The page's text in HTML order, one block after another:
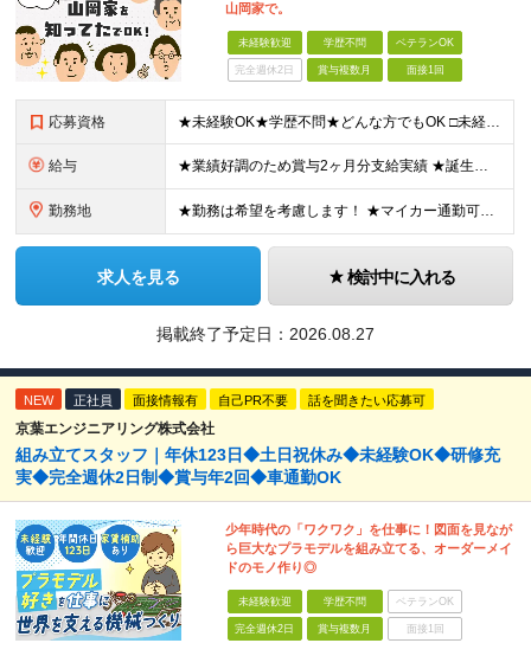
山岡家で。
未経験歓迎 学歴不問 ベテランOK
完全週休2日 賞与複数月 面接1回
応募資格 ★未経験OK★学歴不問★どんな方でもOK □未経験・第二新卒・フリーター □ブランクがある方 □転職回数が気になる方 □飲食業界にチャレンジしたい方 「やってみたい」という気持ちがあれば、皆さん大
給与 ★業績好調のため賞与2ヶ月分支給実績 ★誕生日手当など手当充実 ★年2回昇給チャンス有＆入社1年で店長昇格可 ★残業代全額支給（1分単位で支給） 【週休3日制の場合】 月給25万8,960円以上（固
勤務地 ★勤務は希望を考慮します！ ★マイカー通勤可（駐車場完備） ★全国の各店舗で募集中！続々出店予定！ ～国内300店舗、47都道府県への展開を目標に出店中！～ ▼積極採用地域▼ ・中部（富山、石川、
求人を見る 検討中に入れる
掲載終了予定日： 2026.08.27
NEW 正社員 面接情報有 自己PR不要 話を聞きたい応募可
京葉エンジニアリング株式会社
組み立てスタッフ｜年休123日◆土日祝休み◆未経験OK◆研修充
実◆完全週休2日制◆賞与年2回◆車通勤OK
少年時代の「ワクワク」を仕事に！図面を見なが
ら巨大なプラモデルを組み立てる、オーダーメイ
ドのモノ作り◎
未経験歓迎 学歴不問 ベテランOK
完全週休2日 賞与複数月 面接1回